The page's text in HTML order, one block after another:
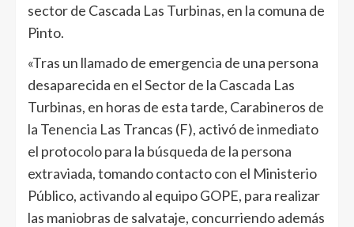
sector de Cascada Las Turbinas, en la comuna de
Pinto.
«Tras un llamado de emergencia de una persona
desaparecida en el Sector de la Cascada Las
Turbinas, en horas de esta tarde, Carabineros de
la Tenencia Las Trancas (F), activó de inmediato
el protocolo para la búsqueda de la persona
extraviada, tomando contacto con el Ministerio
Público, activando al equipo GOPE, para realizar
las maniobras de salvataje, concurriendo además